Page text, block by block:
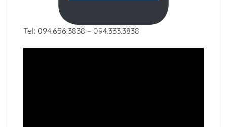
Tel: 094.656.3838 – 094.333.3838